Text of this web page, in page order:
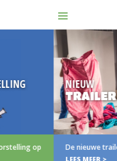
NIEUW
TRAILER
De nieuwe trailer van